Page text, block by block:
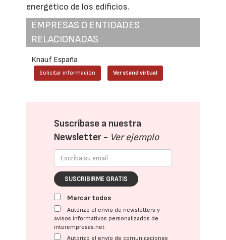
energético de los edificios.
EMPRESAS O ENTIDADES
RELACIONADAS
Knauf España
Solicitar información Ver stand virtual
Suscríbase a nuestra
Newsletter - Ver ejemplo
SUSCRIBIRME GRATIS
Marcar todos
Autorizo el envío de newsletters y
avisos informativos personalizados de
interempresas.net
Autorizo el envío de comunicaciones